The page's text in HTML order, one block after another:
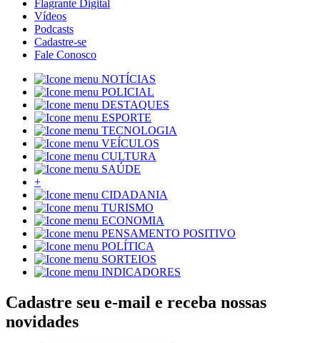
Flagrante Digital
Vídeos
Podcasts
Cadastre-se
Fale Conosco
NOTÍCIAS
POLICIAL
DESTAQUES
ESPORTE
TECNOLOGIA
VEÍCULOS
CULTURA
SAÚDE
+
CIDADANIA
TURISMO
ECONOMIA
PENSAMENTO POSITIVO
POLÍTICA
SORTEIOS
INDICADORES
Cadastre seu e-mail e receba nossas
novidades